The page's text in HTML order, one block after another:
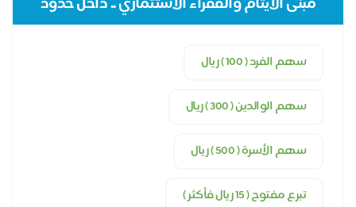
الحرم
سهم الفرد ( 100 ) ريال
سهم الوالدين ( 300 ) ريال
سهم الأسرة ( 500 ) ريال
تبرع مفتوح ( 15 ريال فأكثر )